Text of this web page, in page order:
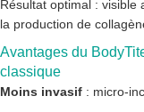
Résultat optimal : visible
la production de
Avantages du
classique
Moins invasif : micro-